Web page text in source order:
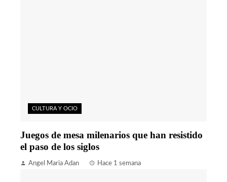
CULTURA Y OCIO
Juegos de mesa milenarios que han resistido
el paso de los siglos
Angel Maria Adan Hace 1 semana